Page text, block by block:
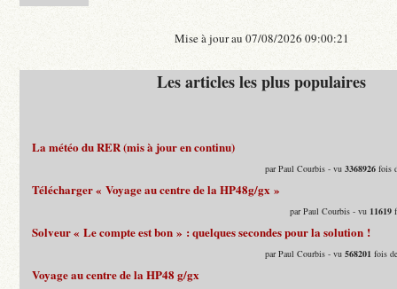
Mise à jour au 07/08/2026 09:00:21
Les articles les plus populaires
La météo du RER (mis à jour en continu)
par Paul Courbis - vu3368926 fois
Télécharger « Voyage au centre de la HP48g/gx »
par Paul Courbis - vu 11619
Solveur « Le compte est bon » : quelques secondes pour la solution !
par Paul Courbis - vu568201 fois
Voyage au centre de la HP48 g/gx